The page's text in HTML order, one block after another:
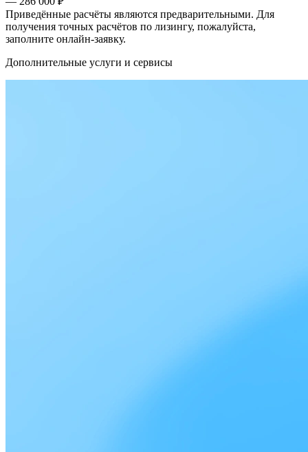
Приведённые расчёты являются предварительными. Для
получения точных расчётов по лизингу, пожалуйста,
заполните онлайн-заявку.
Дополнительные услуги и сервисы